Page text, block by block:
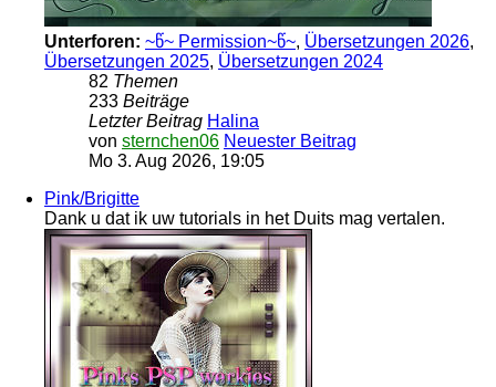
Unterforen: ~წ~ Permission~წ~, Übersetzungen 2026,
Übersetzungen 2025, Übersetzungen 2024
82 Themen
233 Beiträge
Letzter Beitrag Halina
von sternchen06 Neuester Beitrag
Mo 3. Aug 2026, 19:05
Pink/Brigitte
Dank u dat ik uw tutorials in het Duits mag vertalen.